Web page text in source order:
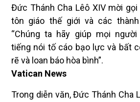
Đức Thánh Cha Lêô XIV mời
tôn giáo thế giới và các
“Chúng ta hãy giúp mọi
tiếng nói tố cáo bạo lực và bất
rẽ và loan báo hòa bình”.
Vatican News
Trong diễn văn, Đức Thánh Cha